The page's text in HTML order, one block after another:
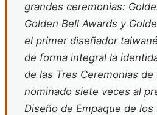
grandes ceremonias:
Golden Bell Awards y
el primer diseñador
de forma integral la
de las Tres Ceremonias de
nominado siete veces al
Diseño de Empaque de